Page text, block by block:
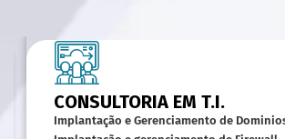
CONSULTORIA EM T.I.